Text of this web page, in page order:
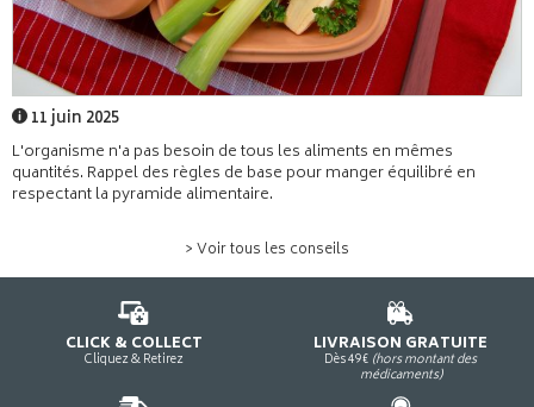
11 juin 2025
L'organisme n'a pas besoin de tous les aliments en mêmes
quantités. Rappel des règles de base pour manger équilibré en
respectant la pyramide alimentaire.
> Voir tous les conseils
CLICK & COLLECT
Cliquez & Retirez
LIVRAISON GRATUITE
Dès 49€ (hors montant des
médicaments)